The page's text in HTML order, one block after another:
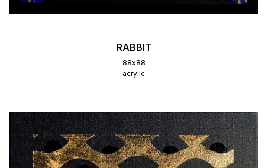
RABBIT
88х88
acrylic